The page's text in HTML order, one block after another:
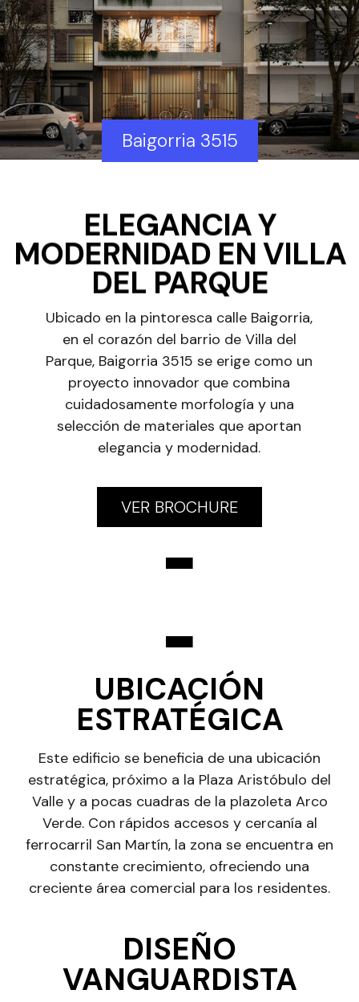
Baigorria 3515
ELEGANCIA Y
MODERNIDAD EN VILLA
DEL PARQUE
Ubicado en la pintoresca calle Baigorria,
en el corazón del barrio de Villa del
Parque, Baigorria 3515 se erige como un
proyecto innovador que combina
cuidadosamente morfología y una
selección de materiales que aportan
elegancia y modernidad.
VER BROCHURE
UBICACIÓN
ESTRATÉGICA
Este edificio se beneficia de una ubicación
estratégica, próximo a la Plaza Aristóbulo del
Valle y a pocas cuadras de la plazoleta Arco
Verde. Con rápidos accesos y cercanía al
ferrocarril San Martín, la zona se encuentra en
constante crecimiento, ofreciendo una
creciente área comercial para los residentes.
DISEÑO
VANGUARDISTA